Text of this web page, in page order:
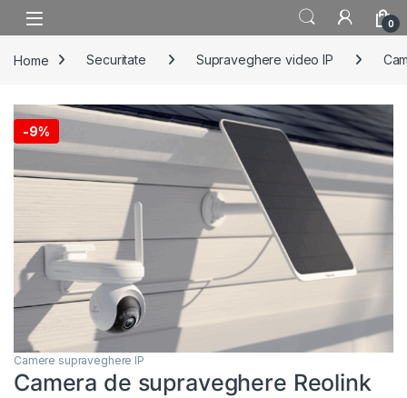
Skip to navigation
Skip to content
0
Home Securitate Supraveghere video IP
-9%
Camere supraveghere IP
Camera de supraveghere Reolink